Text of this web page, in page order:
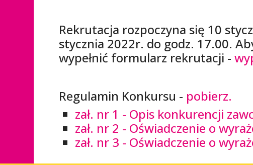
Rekrutacja rozpoczyna się 10
stycznia 2022r. do godz. 17.00.
wypełnić formularz rekrutacji -
Regulamin Konkursu - pobierz.
zał. nr 1 - Opis konkurencji
zał. nr 2 - Oświadczenie o
zał. nr 3 - Oświadczenie o